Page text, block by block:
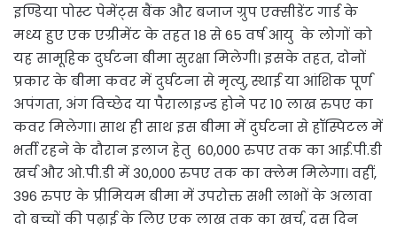
इण्डिया पोस्ट पेमेंट्स बैंक और बजाज ग्रुप एक्सीडेंट गार्ड के
मध्य हुए एक एग्रीमेंट के तहत 18 से 65 वर्ष आयु के लोगों को
यह सामूहिक दुर्घटना बीमा सुरक्षा मिलेगी। इसके तहत, दोनों
प्रकार के बीमा कवर में दुर्घटना से मृत्यु, स्थाई या आंशिक पूर्ण
अपंगता, अंग विच्छेद या पैरालाइज्ड होने पर 10 लाख रुपए का
कवर मिलेगा। साथ ही साथ इस बीमा में दुर्घटना से हॉस्पिटल में
भर्ती रहने के दौरान इलाज हेतु 60,000 रुपए तक का आई.पी.डी
खर्च और ओ.पी.डी में 30,000 रुपए तक का क्लेम मिलेगा। वहीं,
396 रुपए के प्रीमियम बीमा में उपरोक्त सभी लाभों के अलावा
दो बच्चों की पढ़ाई के लिए एक लाख तक का खर्च, दस दिन